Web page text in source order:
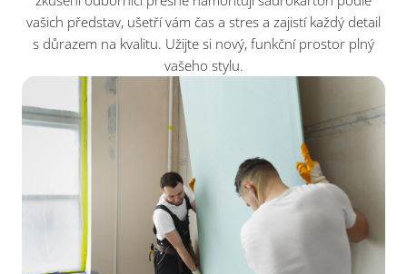
vašich představ, ušetří vám čas a stres a zajistí každý detail
s důrazem na kvalitu. Užijte si nový, funkční prostor plný
vašeho stylu.